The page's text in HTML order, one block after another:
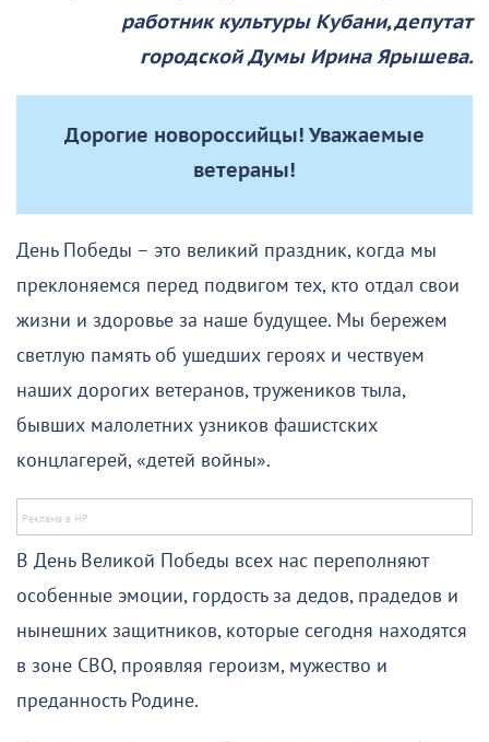
работник культуры Кубани, депутат
городской Думы Ирина Ярышева.
Дорогие новороссийцы! Уважаемые
ветераны!
День Победы – это великий праздник, когда мы
преклоняемся перед подвигом тех, кто отдал свои
жизни и здоровье за наше будущее. Мы бережем
светлую память об ушедших героях и чествуем
наших дорогих ветеранов, тружеников тыла,
бывших малолетних узников фашистских
концлагерей, «детей войны».
В День Великой Победы всех нас переполняют
особенные эмоции, гордость за дедов, прадедов и
нынешних защитников, которые сегодня находятся
в зоне СВО, проявляя героизм, мужество и
преданность Родине.